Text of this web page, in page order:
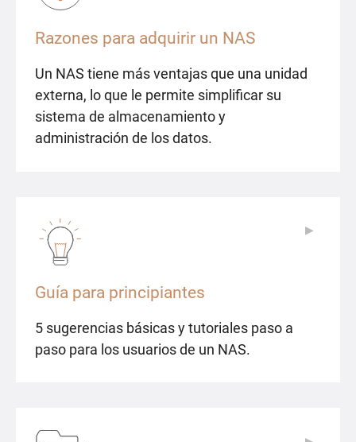
Razones para adquirir un NAS
Un NAS tiene más ventajas que una unidad
externa, lo que le permite simplificar su
sistema de almacenamiento y
administración de los datos.
Guía para principiantes
5 sugerencias básicas y tutoriales paso a
paso para los usuarios de un NAS.
▶